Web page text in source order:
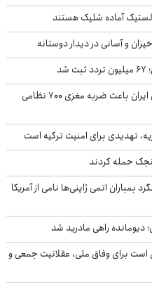
آماده شلیک هستند
و آسانی در دیدار دوستانه
آسوشیتدپرس افشا کرد: حملات سنگین ایران باعث ضربه مغزی ۷۰۰ نظامی
تهدیدی برای امنیت ترکیه است
حمله کردند
اتمی ژاپنی‌ها نامی از آمریکا
دیومانده راهی مادرید شد
برای وفاق ملی، عقلانیت جمعی و